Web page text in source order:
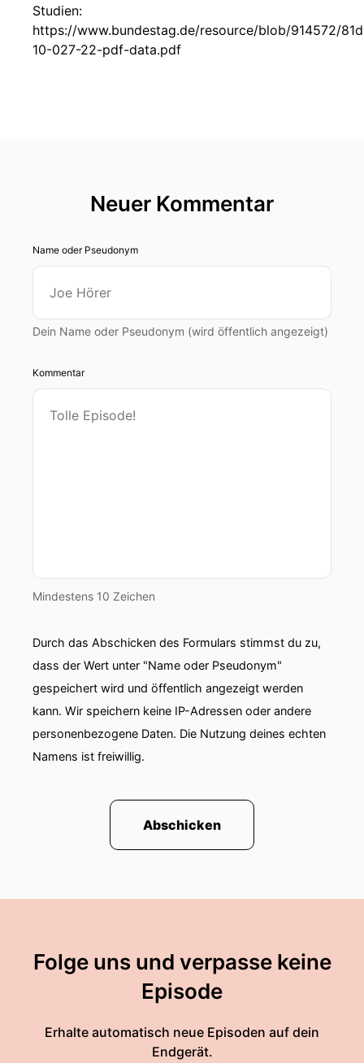
Studien:
https://www.bundestag.de/resource/blob/914572/
10-027-22-pdf-data.pdf
Neuer Kommentar
Name oder Pseudonym
Dein Name oder Pseudonym (wird öffentlich angezeigt)
Kommentar
Mindestens 10 Zeichen
Durch das Abschicken des Formulars stimmst du zu,
dass der Wert unter "Name oder Pseudonym"
gespeichert wird und öffentlich angezeigt werden
kann. Wir speichern keine IP-Adressen oder andere
personenbezogene Daten. Die Nutzung deines echten
Namens ist freiwillig.
Abschicken
Folge uns und verpasse keine
Episode
Erhalte automatisch neue Episoden auf dein
Endgerät.